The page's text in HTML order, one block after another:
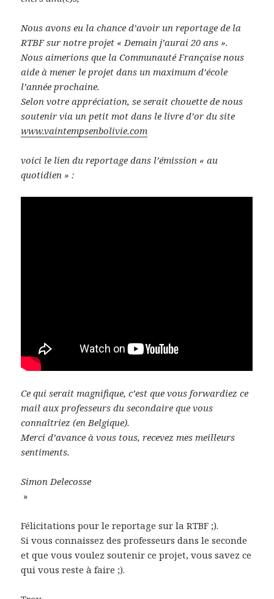
Nous avons eu la chance d’avoir un reportage de la
RTBF sur notre projet « Demain j’aurai 20 ans ».
Nous aimerions que la Communauté Française nous
aide à mener le projet dans un maximum d’école
l’année prochaine.
Selon votre appréciation, se serait chouette de nous
soutenir via un petit mot dans le livre d’or du site
www.vaintempsenbolivie.com
voici le lien du reportage dans l’émission « au
quotidien » :
Ce qui serait magnifique, c’est que vous forwardiez ce
mail aux professeurs du secondaire que vous
connaîtriez (en Belgique).
Merci d’avance à vous tous, recevez mes meilleurs
sentiments.
Simon Delecosse
»
Félicitations pour le reportage sur la RTBF ;).
Si vous connaissez des professeurs dans le seconde
et que vous voulez soutenir ce projet, vous savez ce
qui vous reste à faire ;).